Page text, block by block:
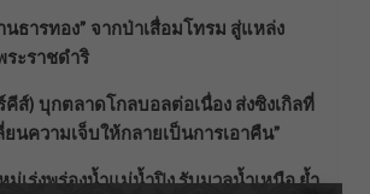
ธารทอง” จากป่าเสื่อมโทรม สู่แหล่ง
ะราชดำริ
คีส์) บุกตลาดโกลบอลต่อเนื่อง ส่งซิงเกิลที่
ยนความเจ็บให้กลายเป็นการเอาคืน”
ม่เร่งพร่องน้ำแม่น้ำปิง รับมวลน้ำเหนือ ย้ำ